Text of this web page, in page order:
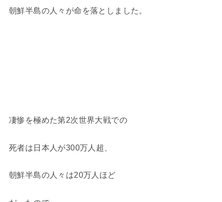
朝鮮半島の人々が命を落としました。
凄惨を極めた第2次世界大戦での
死者は日本人が300万人超、
朝鮮半島の人々は20万人ほど